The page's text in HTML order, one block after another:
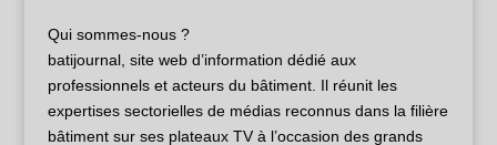
Qui sommes-nous ?
batijournal, site web d’information dédié aux
professionnels et acteurs du bâtiment. Il réunit les
expertises sectorielles de médias reconnus dans la filière
bâtiment sur ses plateaux TV à l’occasion des grands